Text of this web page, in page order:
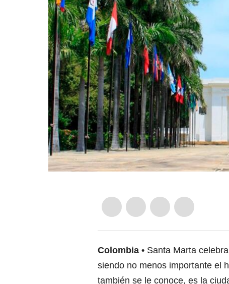
Colombia
Santa Marta
siendo no menos importante el
también se le conoce, es la